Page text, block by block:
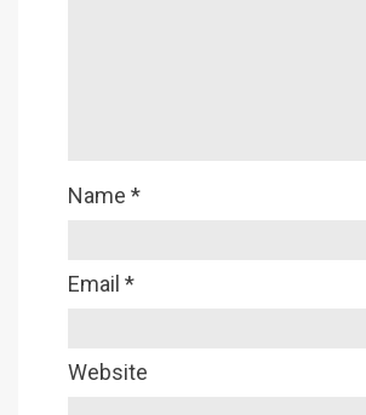
Name *
Email *
Website